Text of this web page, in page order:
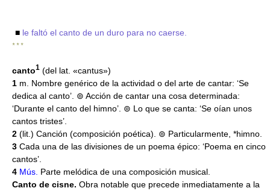
■ le faltó el canto de un duro para no caerse.
* * *
canto1 (del lat. «cantus»)
1 m. Nombre genérico de la actividad o del arte de cantar: ‘Se
dedica al canto’. ⊚ Acción de cantar una cosa determinada:
‘Durante el canto del himno’. ⊚ Lo que se canta: ‘Se oían unos
cantos tristes’.
2 (lit.) Canción (composición poética). ⊚ Particularmente, *himno.
3 Cada una de las divisiones de un poema épico: ‘Poema en cinco
cantos’.
4 Mús. Parte melódica de una composición musical.
Canto de cisne. Obra notable que precede inmediatamente a la